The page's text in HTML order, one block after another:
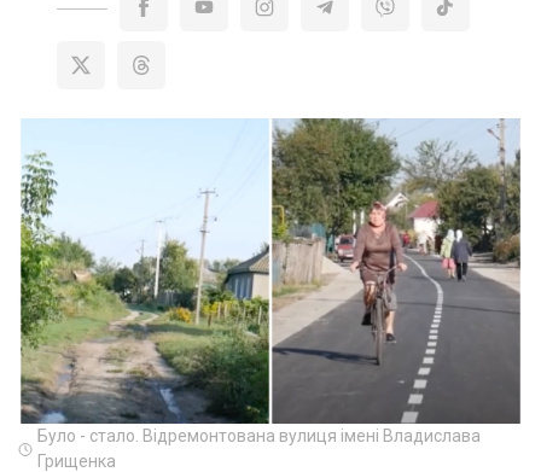
Було - стало. Відремонтована вулиця імені Владислава
Грищенка